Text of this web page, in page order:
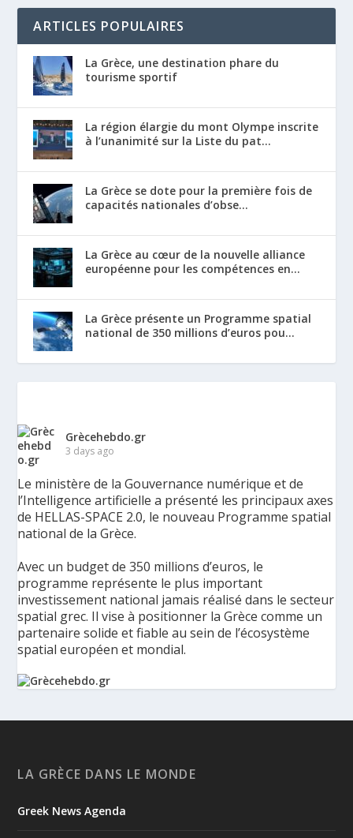
ARTICLES POPULAIRES
La Grèce, une destination phare du
tourisme sportif
La région élargie du mont Olympe inscrite
à l’unanimité sur la Liste du pat...
La Grèce se dote pour la première fois de
capacités nationales d’obse...
La Grèce au cœur de la nouvelle alliance
européenne pour les compétences en...
La Grèce présente un Programme spatial
national de 350 millions d’euros pou...
Grècehebdo.gr
3 days ago
Le ministère de la Gouvernance numérique et de
l’Intelligence artificielle a présenté les principaux axes
de HELLAS-SPACE 2.0, le nouveau Programme spatial
national de la Grèce.
Avec un budget de 350 millions d’euros, le
programme représente le plus important
investissement national jamais réalisé dans le secteur
spatial grec. Il vise à positionner la Grèce comme un
partenaire solide et fiable au sein de l’écosystème
spatial européen et mondial.
350 millions d’euros pour renforcer la sécurité,
l’Intelligence artificielle a présenté les principaux axes de
la Grèce, une initiative de 350 millions d’euros destinée à
LA GRÈCE DANS LE MONDE
Greek News Agenda